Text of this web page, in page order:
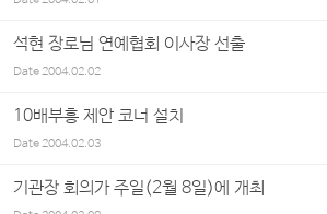
석현 장로님 연예협회 이사장 선출
Date2004.02.02
10배부흥 제안 코너 설치
Date2004.02.03
기관장 회의가 주일(2월 8일)에 개최